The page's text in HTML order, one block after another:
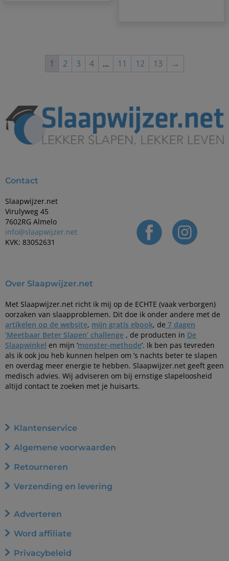
1 2 3 4 … 11 12 13 →
Contact
Slaapwijzer.net
Virulyweg 45
7602RG Almelo
info@slaapwijzer.net
KVK: 83052631
Over Slaapwijzer.net
Met Slaapwijzer.net richt ik mij op de ECHTE (vaak verborgen)
oorzaken van slaapproblemen. Dit doe ik onder andere met de
artikelen op de website, mijn gratis ebook, de 7 dagen
‘Meetbaar Beter Slapen’ challenge , de producten in De
Slaapwinkel en mijn ‘monster-methode‘. Ik ben pas tevreden
als ik ook jou heb kunnen helpen om ’s nachts beter te slapen
en overdag meer energie te hebben. Slaapwijzer.net geeft geen
medisch advies. Wij adviseren om bij ernstige slapeloosheid
altijd contact te zoeken met je huisarts.
Klantenservice
Algemene voorwaarden
Retourneren
Verzending en levering
Adverteren
Word affiliate
Privacybeleid